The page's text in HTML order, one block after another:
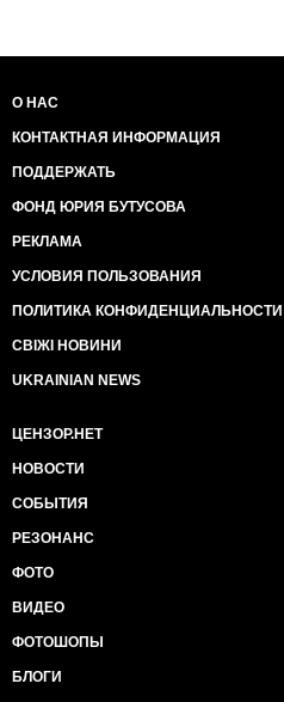
О НАС
КОНТАКТНАЯ ИНФОРМАЦИЯ
ПОДДЕРЖАТЬ
ФОНД ЮРИЯ БУТУСОВА
РЕКЛАМА
УСЛОВИЯ ПОЛЬЗОВАНИЯ
ПОЛИТИКА КОНФИДЕНЦИАЛЬНОСТИ
СВІЖІ НОВИНИ
UKRAINIAN NEWS
ЦЕНЗОР.НЕТ
НОВОСТИ
СОБЫТИЯ
РЕЗОНАНС
ФОТО
ВИДЕО
ФОТОШОПЫ
БЛОГИ